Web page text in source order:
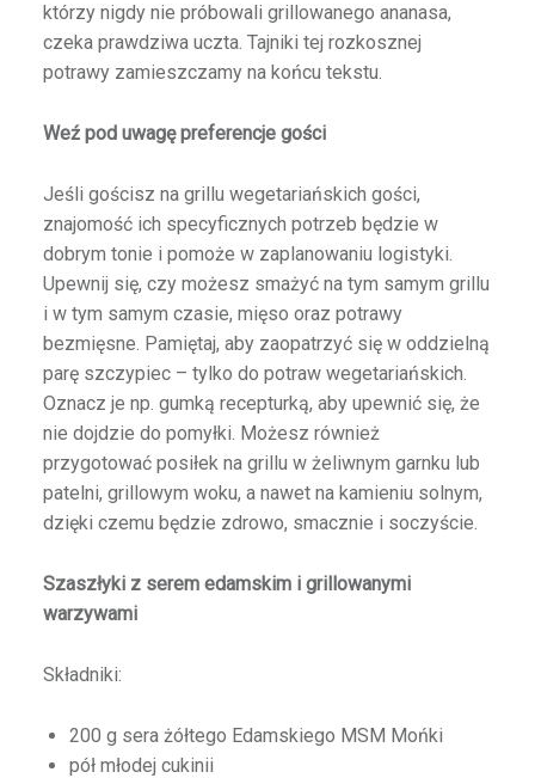
którzy nigdy nie próbowali grillowanego ananasa,
czeka prawdziwa uczta. Tajniki tej rozkosznej
potrawy zamieszczamy na końcu tekstu.
Weź pod uwagę preferencje gości
Jeśli gościsz na grillu wegetariańskich gości,
znajomość ich specyficznych potrzeb będzie w
dobrym tonie i pomoże w zaplanowaniu logistyki.
Upewnij się, czy możesz smażyć na tym samym grillu
i w tym samym czasie, mięso oraz potrawy
bezmięsne. Pamiętaj, aby zaopatrzyć się w oddzielną
parę szczypiec – tylko do potraw wegetariańskich.
Oznacz je np. gumką recepturką, aby upewnić się, że
nie dojdzie do pomyłki. Możesz również
przygotować posiłek na grillu w żeliwnym garnku lub
patelni, grillowym woku, a nawet na kamieniu solnym,
dzięki czemu będzie zdrowo, smacznie i soczyście.
Szaszłyki z serem edamskim i grillowanymi
warzywami
Składniki:
200 g sera żółtego Edamskiego MSM Mońki
pół młodej cukinii